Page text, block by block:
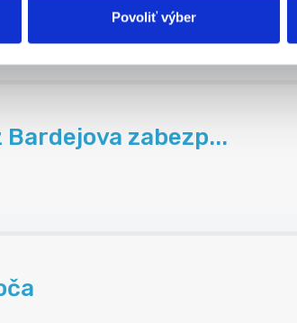
Povoliť výber
zabezp...